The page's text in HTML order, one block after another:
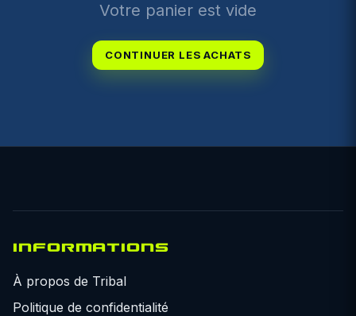
Votre panier est vide
CONTINUER LES ACHATS
INFORMATIONS
À propos de Tribal
Politique de confidentialité